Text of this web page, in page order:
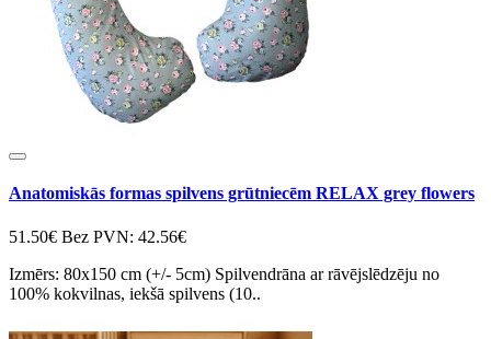
Anatomiskās formas spilvens grūtniecēm RELAX grey flowers
51.50€ Bez PVN: 42.56€
Izmērs: 80x150 cm (+/- 5cm) Spilvendrāna ar rāvējslēdzēju no
100% kokvilnas, iekšā spilvens (10..